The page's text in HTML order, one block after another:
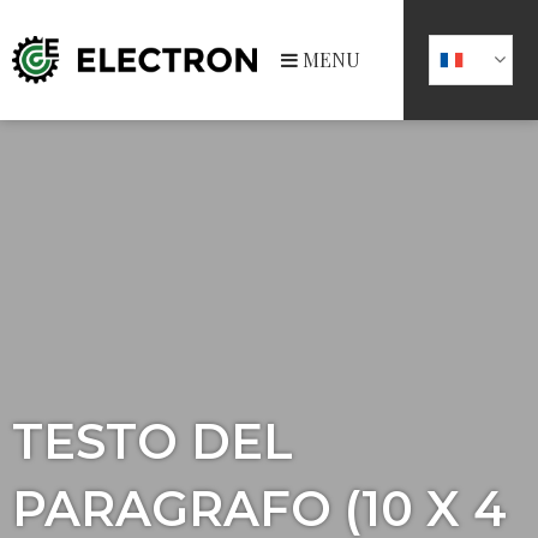
MENU
TESTO DEL
PARAGRAFO (10 X 4